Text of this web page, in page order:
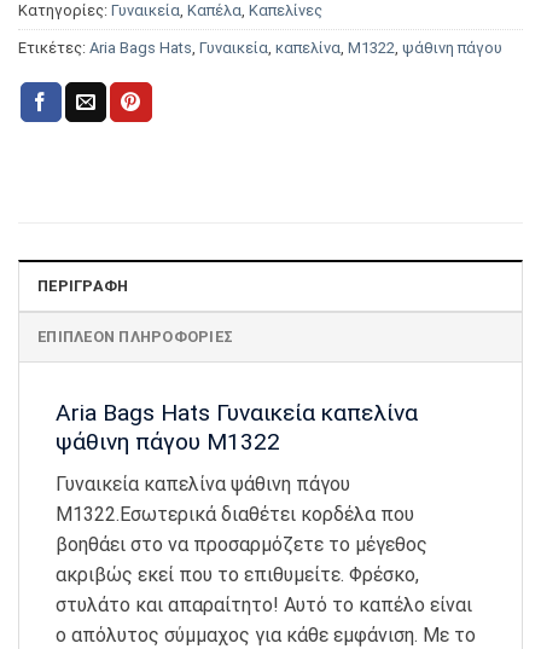
Κατηγορίες: Γυναικεία, Καπέλα, Καπελίνες
Ετικέτες: Aria Bags Hats, Γυναικεία, καπελίνα, Μ1322, ψάθινη πάγου
ΠΕΡΙΓΡΑΦΉ
ΕΠΙΠΛΈΟΝ ΠΛΗΡΟΦΟΡΊΕΣ
Aria Bags Hats Γυναικεία καπελίνα
ψάθινη πάγου Μ1322
Γυναικεία καπελίνα ψάθινη πάγου
Μ1322.Εσωτερικά διαθέτει κορδέλα που
βοηθάει στο να προσαρμόζετε το μέγεθος
ακριβώς εκεί που το επιθυμείτε. Φρέσκο,
στυλάτο και απαραίτητο! Αυτό το καπέλο είναι
ο απόλυτος σύμμαχος για κάθε εμφάνιση. Με το